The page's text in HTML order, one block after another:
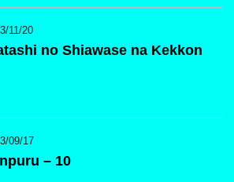
11/20
no Shiawase na Kekkon
09/17
– 10